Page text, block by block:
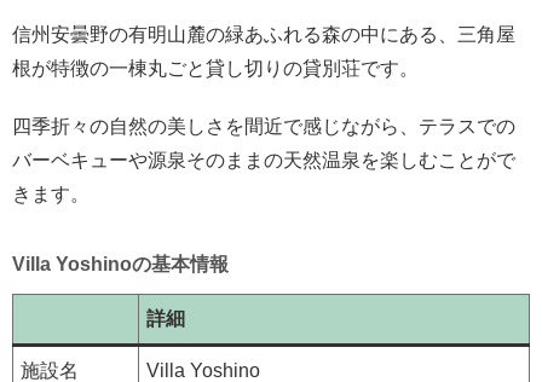
信州安曇野の有明山麓の緑あふれる森の中にある、三角屋
根が特徴の一棟丸ごと貸し切りの貸別荘です。
四季折々の自然の美しさを間近で感じながら、テラスでの
バーベキューや源泉そのままの天然温泉を楽しむことがで
きます。
Villa Yoshinoの基本情報
詳細
施設名 Villa Yoshino